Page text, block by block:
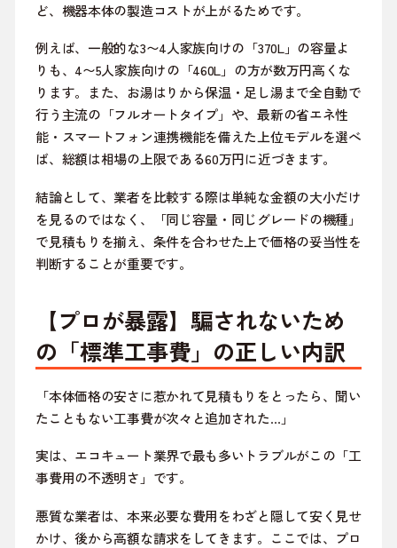
ど、機器本体の製造コストが上がるためです。
例えば、一般的な3〜4人家族向けの「370L」の容量よ
りも、4〜5人家族向けの「460L」の方が数万円高くな
ります。また、お湯はりから保温・足し湯まで全自動で
行う主流の「フルオートタイプ」や、最新の省エネ性
能・スマートフォン連携機能を備えた上位モデルを選べ
ば、総額は相場の上限である60万円に近づきます。
結論として、業者を比較する際は単純な金額の大小だけ
を見るのではなく、「同じ容量・同じグレードの機種」
で見積もりを揃え、条件を合わせた上で価格の妥当性を
判断することが重要です。
【プロが暴露】騙されないため
の「標準工事費」の正しい内訳
「本体価格の安さに惹かれて見積もりをとったら、聞い
たこともない工事費が次々と追加された…」
実は、エコキュート業界で最も多いトラブルがこの「工
事費用の不透明さ」です。
悪質な業者は、本来必要な費用をわざと隠して安く見せ
かけ、後から高額な請求をしてきます。ここでは、プロ